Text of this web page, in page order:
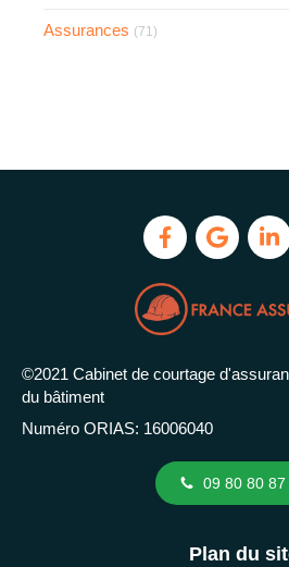
Assurances (71)
©2021 Cabinet de courtage
du bâtiment
Numéro ORIAS: 16006040
09 80 80 87
Plan du